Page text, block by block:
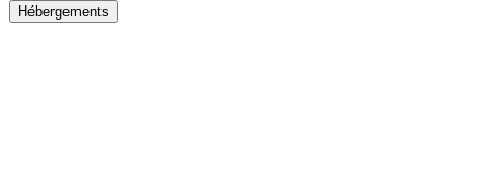
Hébergements